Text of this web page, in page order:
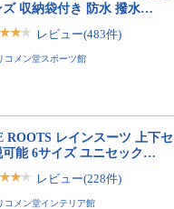
ズ 収納袋付き 防水 撥水…
レビュー(483件)
コメン堂スポーツ館
ROOTS レインスーツ 上下
可能 6サイズ ユニセック…
レビュー(228件)
コメン堂インテリア館